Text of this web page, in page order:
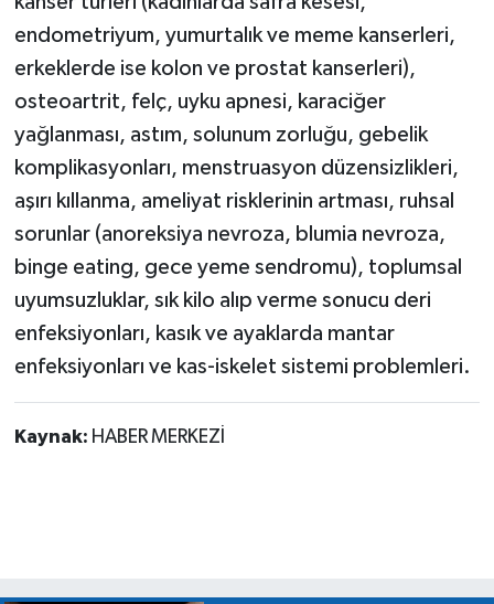
endometriyum, yumurtalık ve meme kanserleri,
erkeklerde ise kolon ve prostat kanserleri),
osteoartrit, felç, uyku apnesi, karaciğer
yağlanması, astım, solunum zorluğu, gebelik
komplikasyonları, menstruasyon düzensizlikleri,
aşırı kıllanma, ameliyat risklerinin artması, ruhsal
sorunlar (anoreksiya nevroza, blumia nevroza,
binge eating, gece yeme sendromu), toplumsal
uyumsuzluklar, sık kilo alıp verme sonucu deri
enfeksiyonları, kasık ve ayaklarda mantar
enfeksiyonları ve kas-iskelet sistemi problemleri.
Kaynak: HABER MERKEZİ